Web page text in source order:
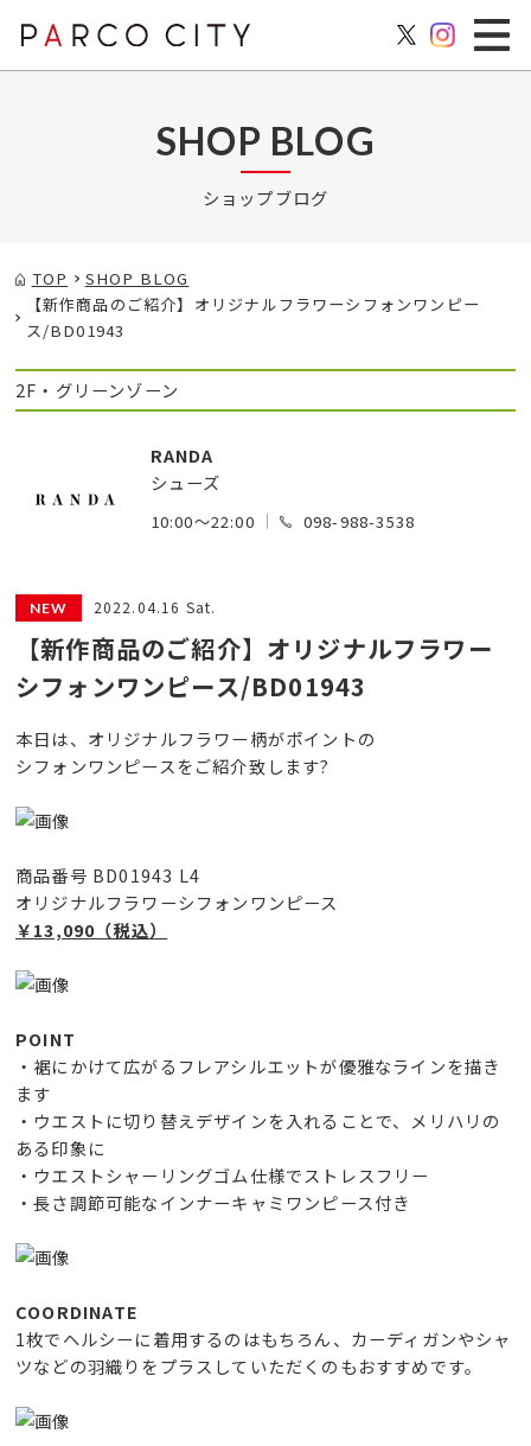
SHOP BLOG
ショップブログ
TOP
SHOP BLOG
【新作商品のご紹介】オリジナルフラワーシフォンワンピー
ス/BD01943
2F・グリーンゾーン
RANDA
シューズ
10:00～22:00 098-988-3538
2022.04.16 Sat.
【新作商品のご紹介】オリジナルフラワー
シフォンワンピース/BD01943
本日は、オリジナルフラワー柄がポイントの
シフォンワンピースをご紹介致します?
商品番号 BD01943 L4
オリジナルフラワーシフォンワンピース
￥13,090（税込）
POINT
・裾にかけて広がるフレアシルエットが優雅なラインを描き
ます
・ウエストに切り替えデザインを入れることで、メリハリの
ある印象に
・ウエストシャーリングゴム仕様でストレスフリー
・長さ調節可能なインナーキャミワンピース付き
COORDINATE
1枚でヘルシーに着用するのはもちろん、カーディガンやシャ
ツなどの羽織りをプラスしていただくのもおすすめです。